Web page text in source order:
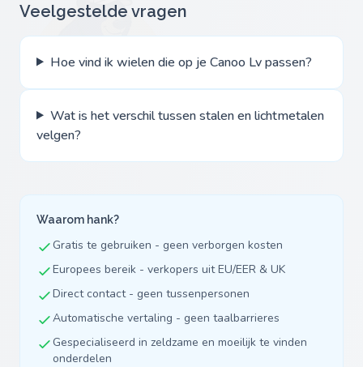
Veelgestelde vragen
Hoe vind ik wielen die op je Canoo Lv passen?
Wat is het verschil tussen stalen en lichtmetalen
velgen?
Waarom hank?
Gratis te gebruiken - geen verborgen kosten
Europees bereik - verkopers uit EU/EER & UK
Direct contact - geen tussenpersonen
Automatische vertaling - geen taalbarrieres
Gespecialiseerd in zeldzame en moeilijk te vinden
onderdelen